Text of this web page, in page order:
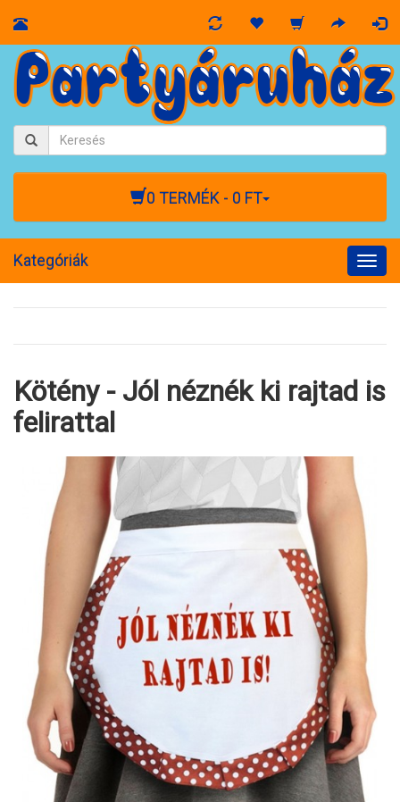
0 TERMÉK - 0 FT
Kategóriák
Kötény - Jól néznék ki rajtad is
felirattal